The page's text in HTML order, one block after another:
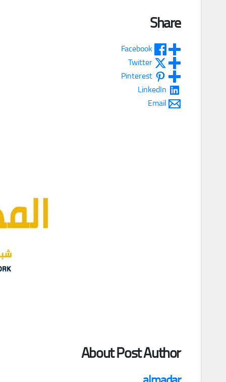
Share
Facebook
Twitter
Pinterest
LinkedIn
Email
About Post Author